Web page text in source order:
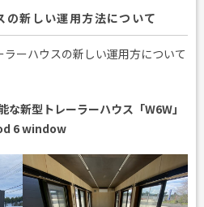
事業
business
の新しい運用方法について
ーハウスの新しい運用方について
新型トレーラーハウス「W6W」
6 window